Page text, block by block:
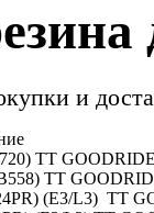
и
ТТ
ТТ
(E3/L3) ТТ